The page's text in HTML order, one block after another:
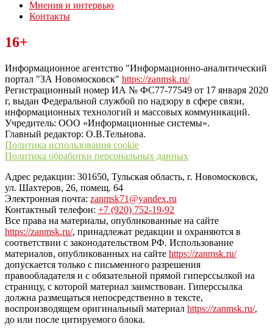
Мнения и интервью
Контакты
Читайте последние новости дня в Тульской области на сайте
“ЗаНовомосковск”
16+
Информационное агентство "Информационно-аналитический
портал "ЗА Новомосковск" https://zanmsk.ru/
Регистрационный номер ИА № ФС77-77549 от 17 января 2020
г, выдан Федеральной службой по надзору в сфере связи,
информационных технологий и массовых коммуникаций.
Учредитель: ООО «Информационные системы».
Главный редактор: О.В.Тельнова.
Политика использования cookie
Политика обработки персональных данных
Адрес редакции: 301650, Тульская область, г. Новомосковск,
ул. Шахтеров, 26, помещ. 64
Электронная почта: zanmsk71@yandex.ru
Контактный телефон: +7 (920) 752-19-92
Все права на материалы, опубликованные на сайте
https://zanmsk.ru/, принадлежат редакции и охраняются в
соответствии с законодательством РФ. Использование
материалов, опубликованных на сайте https://zanmsk.ru/
допускается только с письменного разрешения
правообладателя и с обязательной прямой гиперссылкой на
страницу, с которой материал заимствован. Гиперссылка
должна размещаться непосредственно в тексте,
воспроизводящем оригинальный материал https://zanmsk.ru/,
до или после цитируемого блока.